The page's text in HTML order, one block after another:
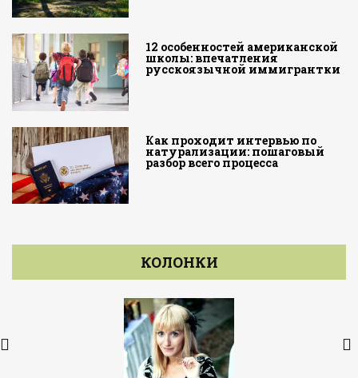
12 особенностей американской
школы: впечатления
русскоязычной иммигрантки
Как проходит интервью по
натурализации: пошаговый
разбор всего процесса
КОЛОНКИ